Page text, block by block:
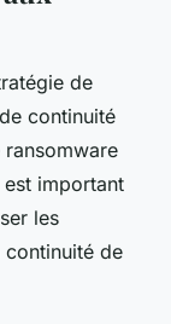
de
continuité
ransomware
important
les
continuité de